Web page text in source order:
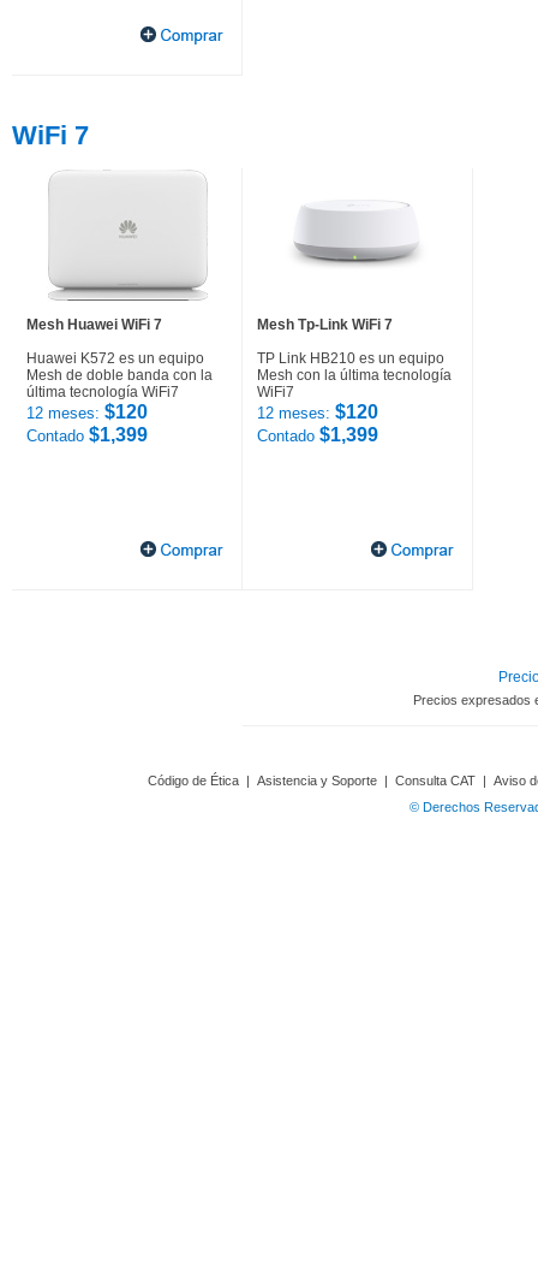
WiFi 7
Mesh Huawei WiFi 7
Huawei K572 es un equipo
Mesh de doble banda con la
última tecnología WiFi7
12 meses: $120
Contado $1,399
Mesh Tp-Link WiFi 7
TP Link HB210 es un equipo
Mesh con la última tecnología
WiFi7
12 meses: $120
Contado $1,399
Precios expresados
Código de Ética | Asistencia y Soporte | Consulta CAT | Aviso
© Derechos